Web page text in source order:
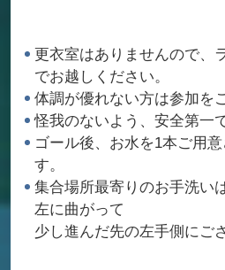
更衣室はありませんので、
でお越しください。
体調が優れない方は参加を
怪我のないよう、安全第一
ゴール後、お水を1本ご用
す。
集合場所最寄りのお手洗い
左に曲がって
少し進んだ先の左手側にご